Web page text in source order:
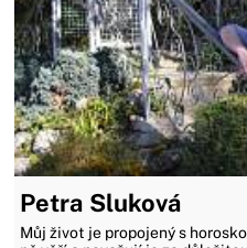
Petra Sluková
Můj život je propojený s